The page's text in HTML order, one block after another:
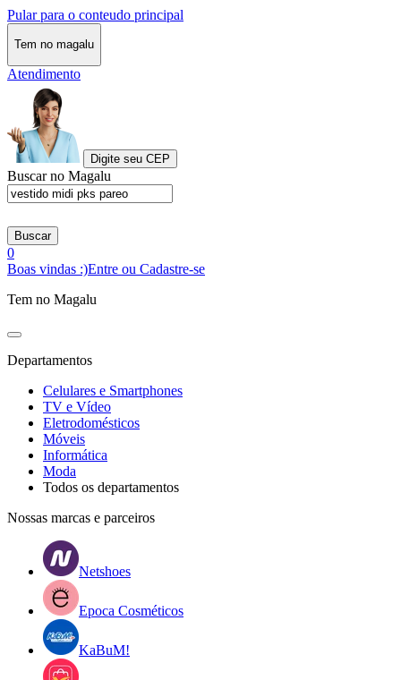
Pular para o conteudo principal
Tem no magalu
Atendimento
Digite seu CEP
Buscar no Magalu
Buscar
0
Boas vindas :)Entre ou Cadastre-se
Tem no Magalu
Departamentos
Celulares e Smartphones
TV e Vídeo
Eletrodomésticos
Móveis
Informática
Moda
Todos os departamentos
Nossas marcas e parceiros
Netshoes
Epoca Cosméticos
KaBuM!